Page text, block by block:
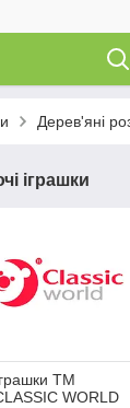
Дерев'яні
іграшки
ТМ
WORLD